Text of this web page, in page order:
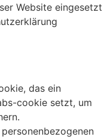
Website eingesetzt
das ein
cookie setzt, um